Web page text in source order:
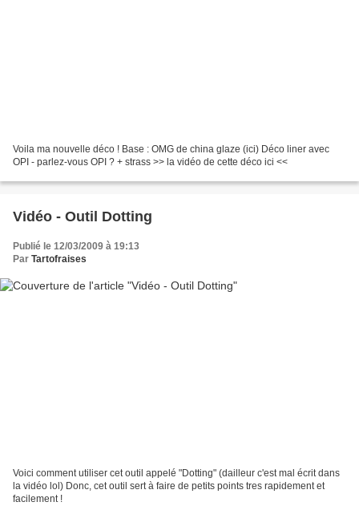
Voila ma nouvelle déco ! Base : OMG de china glaze (ici) Déco liner avec
OPI - parlez-vous OPI ? + strass >> la vidéo de cette déco ici <<
Vidéo - Outil Dotting
Publié le 12/03/2009 à 19:13
Par Tartofraises
Voici comment utiliser cet outil appelé "Dotting" (dailleur c'est mal écrit dans
la vidéo lol) Donc, cet outil sert à faire de petits points tres rapidement et
facilement !